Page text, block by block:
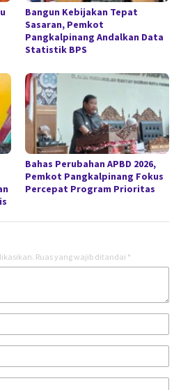
Bangun Kebijakan Tepat
Sasaran, Pemkot
Pangkalpinang Andalkan Data
Statistik BPS
Bahas Perubahan APBD 2026,
Pemkot Pangkalpinang Fokus
Percepat Program Prioritas
Ruas yang wajib ditandai *